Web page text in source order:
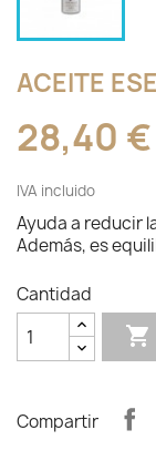
ACEITE
28,40 €
IVA incluido
Ayuda a reducir
Además, es
Cantidad

Compartir